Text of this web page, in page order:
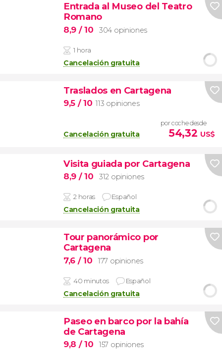
Entrada al Museo del Teatro
Romano
8,9 / 10 304 opiniones
1 hora
Cancelación gratuita
Traslados en Cartagena
9,5 / 10 113 opiniones
Cancelación gratuita
por coche desde
54,32 US$
Visita guiada por Cartagena
8,9 / 10 312 opiniones
2 horas Español
Cancelación gratuita
Tour panorámico por
Cartagena
7,6 / 10 177 opiniones
40 minutos Español
Cancelación gratuita
Paseo en barco por la bahía
de Cartagena
9,8 / 10 157 opiniones